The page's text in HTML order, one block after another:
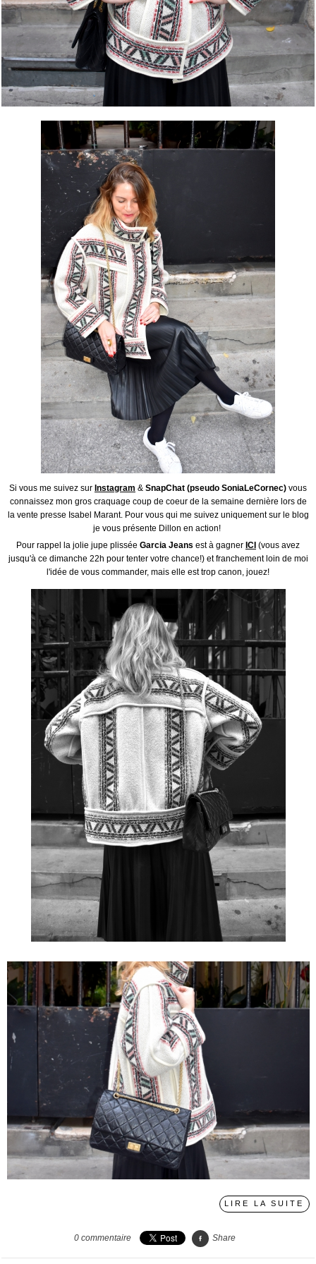
Si vous me suivez sur Instagram & SnapChat (pseudo SoniaLeCornec) vous
connaissez mon gros craquage coup de coeur de la semaine dernière lors de
la vente presse Isabel Marant. Pour vous qui me suivez uniquement sur le blog
je vous présente Dillon en action!
Pour rappel la jolie jupe plissée Garcia Jeans est à gagner ICI (vous avez
jusqu'à ce dimanche 22h pour tenter votre chance!) et franchement loin de moi
l'idée de vous commander, mais elle est trop canon, jouez!
LIRE LA SUITE
0 commentaire Share